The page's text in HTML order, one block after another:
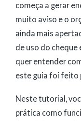
começa a gerar
muito aviso e o
ainda mais
de uso do cheque
quer entender
este guia foi feito
Neste tutorial,
prática como